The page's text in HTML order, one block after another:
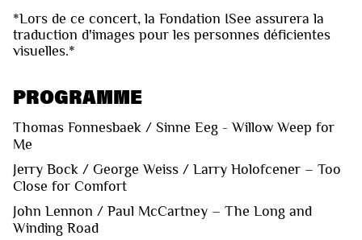
*Lors de ce concert, la Fondation ISee assurera la
traduction d'images pour les personnes déficientes
visuelles.*
PROGRAMME
Thomas Fonnesbaek / Sinne Eeg - Willow Weep for
Me
Jerry Bock / George Weiss / Larry Holofcener – Too
Close for Comfort
John Lennon / Paul McCartney – The Long and
Winding Road